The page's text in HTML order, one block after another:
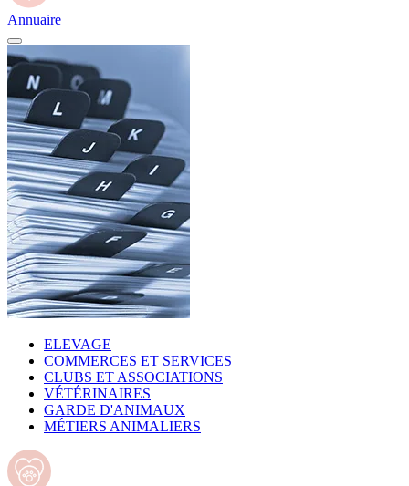
Annuaire
ELEVAGE
COMMERCES ET SERVICES
CLUBS ET ASSOCIATIONS
VÉTÉRINAIRES
GARDE D'ANIMAUX
MÉTIERS ANIMALIERS